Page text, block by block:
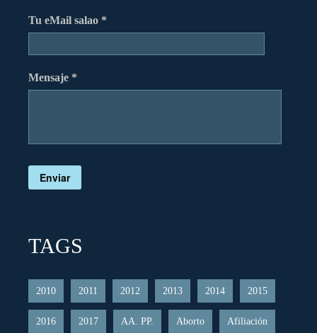
Tu eMail salao *
Mensaje *
Enviar
TAGS
2010 2011 2012 2013 2014 2015
2016 2017 AA. PP. Aborto Afiliación